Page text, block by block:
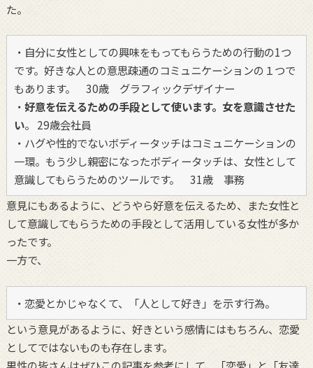
た。
・自分に女性としての興味をもってもらうための行動の1つ
です。好きな人との意思疎通のコミュニケーションの１つで
もあります。 30歳 グラフィックデザイナー
・ 好意を伝えるための手段として使います。女を意識させた
い。 29歳会社員
・ハグや性的でないボディータッチはコミュニケーションの
一環。もう少し親密になったボディータッチは、女性として
意識してもらうためのツールです。 31歳 事務
意見にもあるように、どうやら好意を伝えるため、また女性と
して意識してもらうための手段として活用している女性が多か
ったです。
一方で、
・恋愛とかじゃなくて、「人として好き」を示す行為。
という意見があるように、好きという感情にはもちろん、恋愛
としてではないものも存在します。